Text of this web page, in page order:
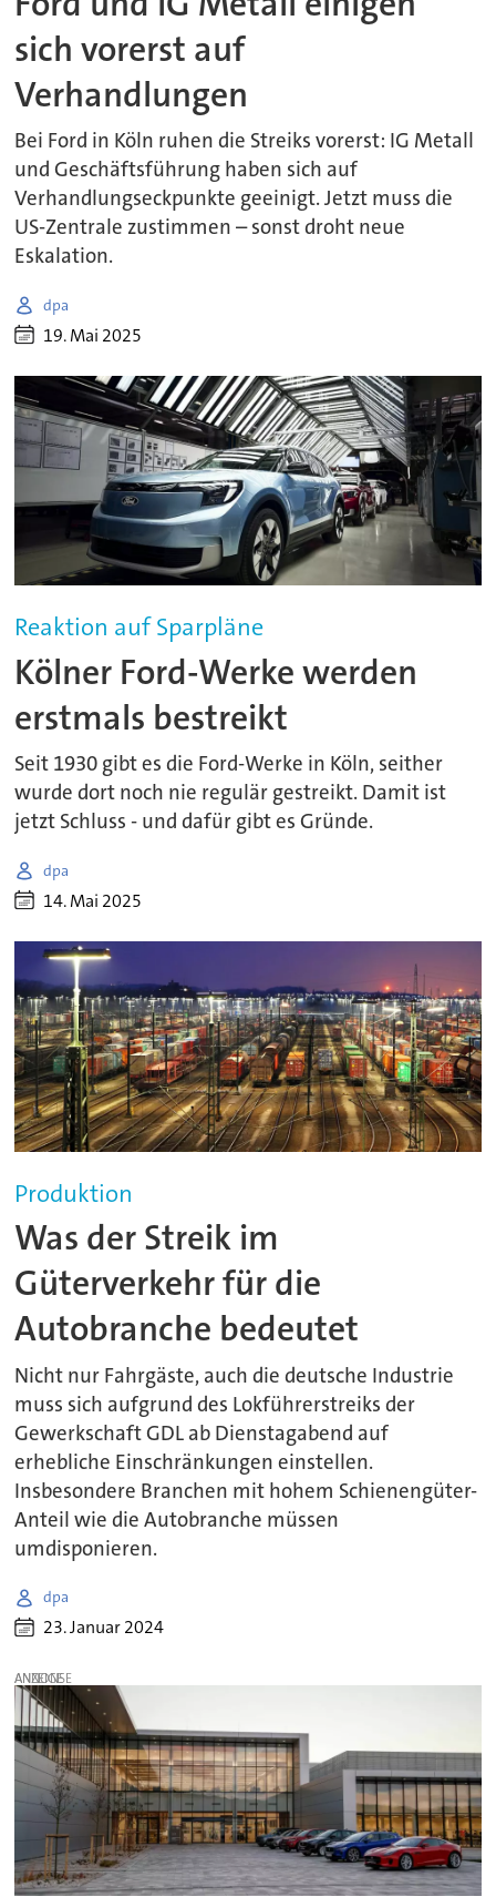
sich vorerst auf
Verhandlungen
Bei Ford in Köln ruhen die Streiks vorerst: IG Metall
und Geschäftsführung haben sich auf
Verhandlungseckpunkte geeinigt. Jetzt muss die
US-Zentrale zustimmen – sonst droht neue
Eskalation.
dpa
19. Mai 2025
Reaktion auf Sparpläne
Kölner Ford-Werke werden
erstmals bestreikt
Seit 1930 gibt es die Ford-Werke in Köln, seither
wurde dort noch nie regulär gestreikt. Damit ist
jetzt Schluss - und dafür gibt es Gründe.
dpa
14. Mai 2025
Produktion
Was der Streik im
Güterverkehr für die
Autobranche bedeutet
Nicht nur Fahrgäste, auch die deutsche Industrie
muss sich aufgrund des Lokführerstreiks der
Gewerkschaft GDL ab Dienstagabend auf
erhebliche Einschränkungen einstellen.
Insbesondere Branchen mit hohem Schienengüter-
Anteil wie die Autobranche müssen
umdisponieren.
dpa
23. Januar 2024
ANZEIGE